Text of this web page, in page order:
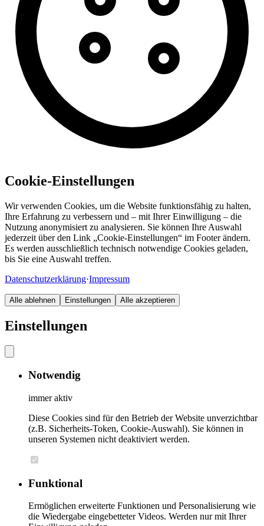
Cookie-Einstellungen
Wir verwenden Cookies, um die Website funktionsfähig zu halten,
Ihre Erfahrung zu verbessern und – mit Ihrer Einwilligung – die
Nutzung anonymisiert zu analysieren. Sie können Ihre Auswahl
jederzeit über den Link „Cookie-Einstellungen“ im Footer ändern.
Es werden ausschließlich technisch notwendige Cookies geladen,
bis Sie eine Auswahl treffen.
Datenschutzerklärung·Impressum
Alle ablehnen Einstellungen Alle akzeptieren
Einstellungen
Notwendig
immer aktiv
Diese Cookies sind für den Betrieb der Website unverzichtbar
(z.B. Sicherheits-Token, Cookie-Auswahl). Sie können in
unseren Systemen nicht deaktiviert werden.
Funktional
Ermöglichen erweiterte Funktionen und Personalisierung wie
die Wiedergabe eingebetteter Videos. Werden nur mit Ihrer